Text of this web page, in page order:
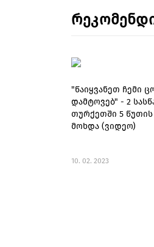
"წაიყვანეთ ჩემი
დამტოვებ" - 2
თურქეთში 5
მოხდა (ვიდეო)
10. 02. 2023